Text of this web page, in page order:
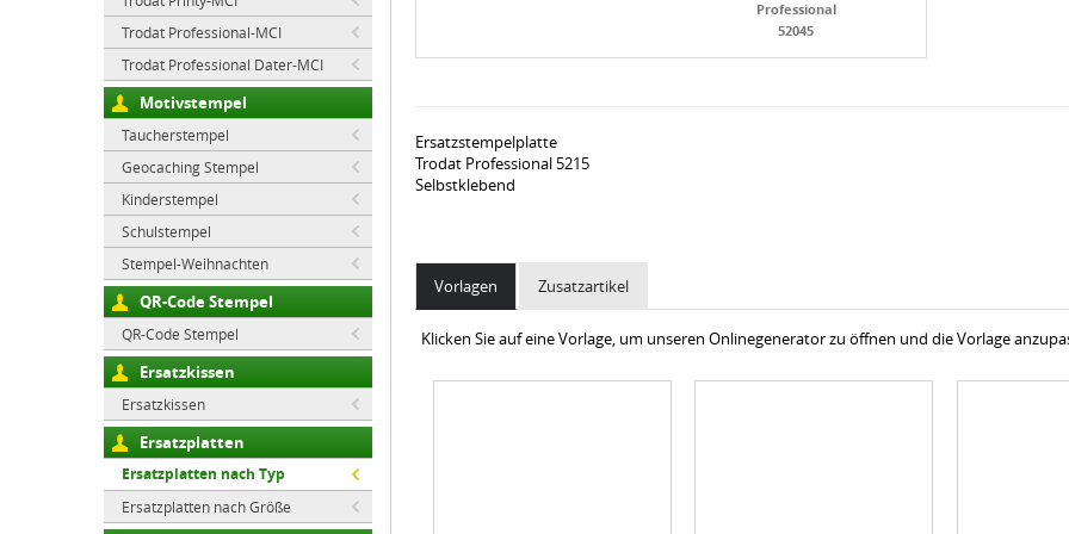
Trodat Professional-MCI
Trodat Professional Dater-MCI
Motivstempel
Taucherstempel
Geocaching Stempel
Kinderstempel
Schulstempel
Stempel-Weihnachten
QR-Code Stempel
QR-Code Stempel
Ersatzkissen
Ersatzkissen
Ersatzplatten
Ersatzplatten nach Typ
Ersatzplatten nach Größe
Professional
52045
Ersatzstempelplatte
Trodat Professional 5215
Selbstklebend
Vorlagen Zusatzartikel
Klicken Sie auf eine Vorlage, um unseren Onlinegenerator zu öffnen und die Vorlage